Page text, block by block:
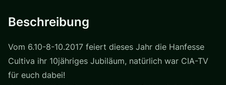
Beschreibung
Vom 6.10-8-10.2017 feiert dieses Jahr die Hanfesse
Cultiva ihr 10jähriges Jubiläum, natürlich war CIA-TV
für euch dabei!